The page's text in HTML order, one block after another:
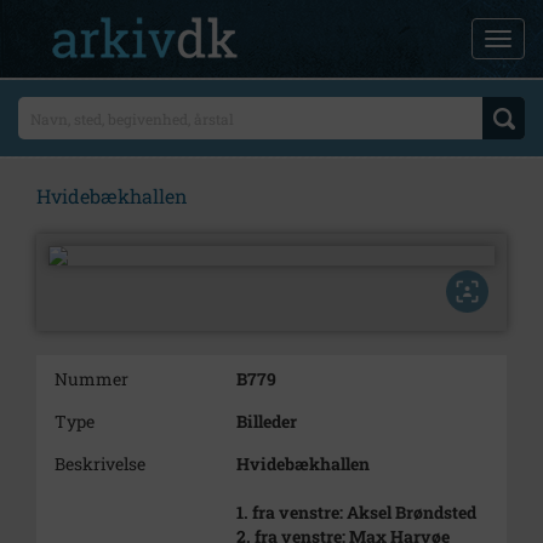
Hvidebækhallen
Nummer
B779
Type
Billeder
Beskrivelse
Hvidebækhallen
1. fra venstre: Aksel Brøndsted
2. fra venstre: Max Harvøe